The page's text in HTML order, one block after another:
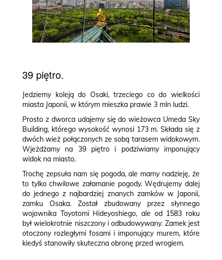
39 piętro.
Jedziemy koleją do Osaki, trzeciego co do wielkości
miasta Japonii, w którym mieszka prawie 3 mln ludzi.
Prosto z dworca udajemy się do wieżowca Umeda Sky
Building, którego wysokość wynosi 173 m. Składa się z
dwóch wież połączonych ze sobą tarasem widokowym.
Wjeżdżamy na 39 piętro i podziwiamy imponujący
widok na miasto.
Trochę zepsuła nam się pogoda, ale mamy nadzieję, że
to tylko chwilowe załamanie pogody. Wędrujemy dalej
do jednego z najbardziej znanych zamków w Japonii,
zamku Osaka. Został zbudowany przez słynnego
wojownika Toyotomi Hideyoshiego, ale od 1583 roku
był wielokrotnie niszczony i odbudowywany. Zamek jest
otoczony rozległymi fosami i imponujący murem, które
kiedyś stanowiły skuteczna obronę przed wrogiem.